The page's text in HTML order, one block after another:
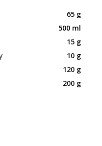
65 g
500 ml
15 g
10 g
120 g
200 g